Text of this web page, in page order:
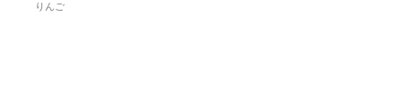
りんご